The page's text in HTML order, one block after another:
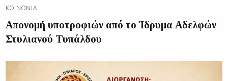
ΚΟΙΝΩΝΊΑ
Απονομή υποτροφιών από το Ίδρυμα Αδελφών
Στυλιανού Τυπάλδου